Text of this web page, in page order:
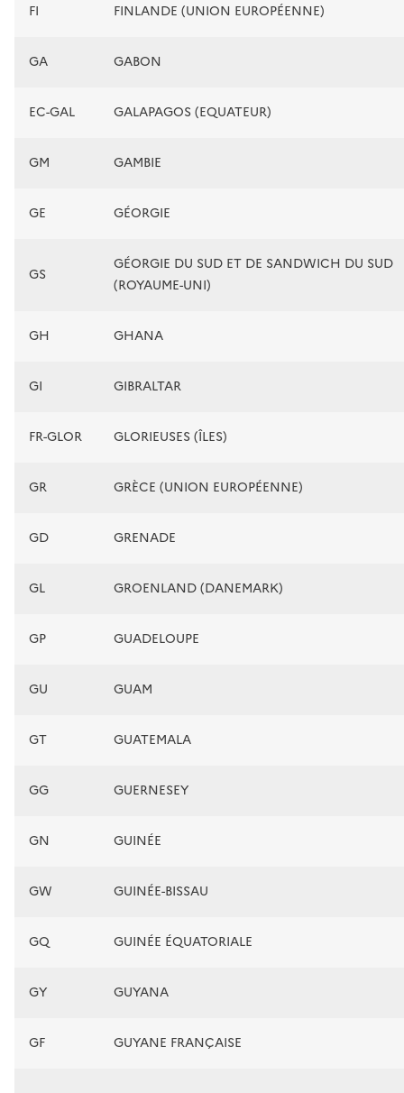
FI FINLANDE (UNION EUROPÉENNE)
GA GABON
EC-GAL GALAPAGOS (EQUATEUR)
GM GAMBIE
GE GÉORGIE
GS
GÉORGIE DU SUD ET DE SANDWICH DU SUD
(ROYAUME-UNI)
GH GHANA
GI GIBRALTAR
FR-GLOR GLORIEUSES (ÎLES)
GR GRÈCE (UNION EUROPÉENNE)
GD GRENADE
GL GROENLAND (DANEMARK)
GP GUADELOUPE
GU GUAM
GT GUATEMALA
GG GUERNESEY
GN GUINÉE
GW GUINÉE-BISSAU
GQ GUINÉE ÉQUATORIALE
GY GUYANA
GF GUYANE FRANÇAISE